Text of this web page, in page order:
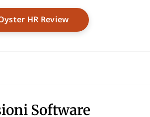
HR ReviewOpens New Window
Software